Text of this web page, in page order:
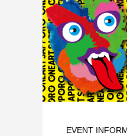
EVENT